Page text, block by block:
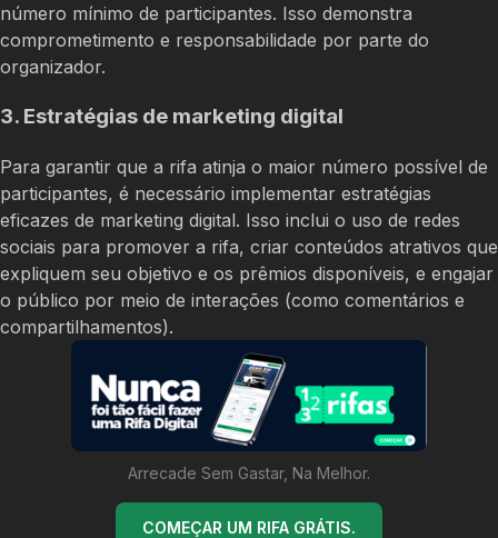
número mínimo de participantes. Isso demonstra
comprometimento e responsabilidade por parte do
organizador.
3. Estratégias de marketing digital
Para garantir que a rifa atinja o maior número possível de
participantes, é necessário implementar estratégias
eficazes de marketing digital. Isso inclui o uso de redes
sociais para promover a rifa, criar conteúdos atrativos que
expliquem seu objetivo e os prêmios disponíveis, e engajar
o público por meio de interações (como comentários e
compartilhamentos).
Arrecade Sem Gastar, Na Melhor.
COMEÇAR UM RIFA GRÁTIS.